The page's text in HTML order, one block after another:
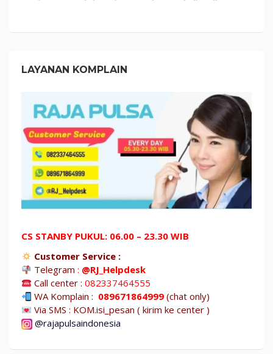
LAYANAN KOMPLAIN
CS STANBY PUKUL: 06.00 – 23.30 WIB
Customer Service :
Telegram: @RJ_Helpdesk
Call center :082337464555
WA Komplain : 089671864999 (chat only)
Via SMS : KOM.isi_pesan ( kirim ke center )
@rajapulsaindonesia